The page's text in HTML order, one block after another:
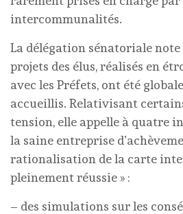
intercommunalités.
La délégation sénatoriale note
projets des élus, réalisés en
avec les Préfets, ont été
accueillis. Relativisant
tension, elle appelle à quatre
la saine entreprise
rationalisation de la carte
pleinement réussie » :
– des simulations sur les